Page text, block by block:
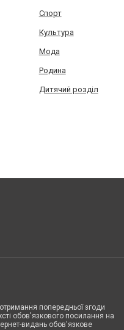
Спорт
Культура
Мода
Родина
Дитячий розділ
попередньої згоди
обов'язкового посилання на
видань обов'язкове